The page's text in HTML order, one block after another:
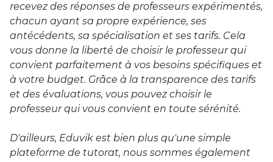
recevez des réponses de professeurs expérimentés,
chacun ayant sa propre expérience, ses
antécédents, sa spécialisation et ses tarifs. Cela
vous donne la liberté de choisir le professeur qui
convient parfaitement à vos besoins spécifiques et
à votre budget. Grâce à la transparence des tarifs
et des évaluations, vous pouvez choisir le
professeur qui vous convient en toute sérénité.
D'ailleurs, Eduvik est bien plus qu'une simple
plateforme de tutorat, nous sommes également